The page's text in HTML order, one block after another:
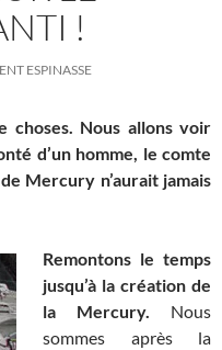
!
ESPINASSE
choses. Nous allons voir
d’un homme, le comte
Mercury n’aurait jamais
Remontons le temps
jusqu’à la création de
la Mercury.
Nous
sommes après la